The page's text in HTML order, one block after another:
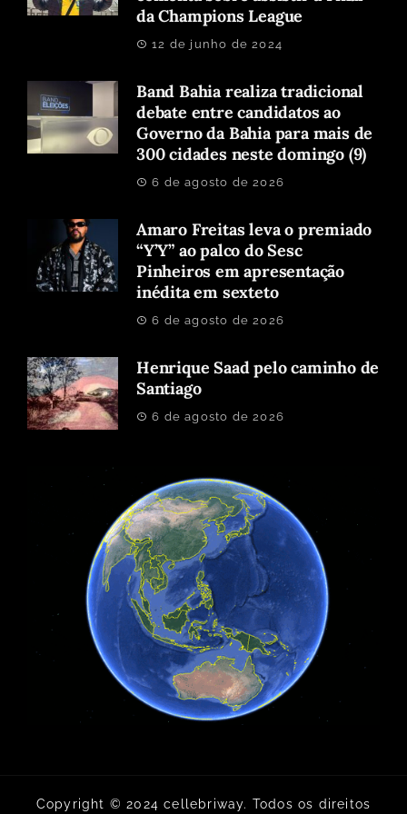
da Champions League
12 de junho de 2024
Band Bahia realiza tradicional
debate entre candidatos ao
Governo da Bahia para mais de
300 cidades neste domingo (9)
6 de agosto de 2026
Amaro Freitas leva o premiado
“Y’Y” ao palco do Sesc
Pinheiros em apresentação
inédita em sexteto
6 de agosto de 2026
Henrique Saad pelo caminho de
Santiago
6 de agosto de 2026
Copyright © 2024 cellebriway. Todos os direitos